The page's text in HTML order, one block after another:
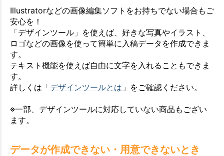
Illustratorなどの画像編集ソフトをお持ちでない場合もご
安心を！
「デザインツール」を使えば、好きな写真やイラスト、
ロゴなどの画像を使って簡単に入稿データを作成できま
す。
テキスト機能を使えば自由に文字を入れることもできま
す。
詳しくは「デザインツールとは 」をご確認ください。
※一部、デザインツールに対応していない商品もござい
ます。
データが作成できない・用意できないとき